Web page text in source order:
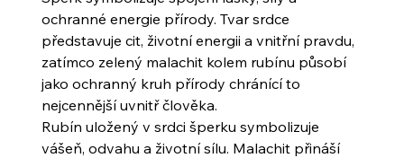
ochranné energie přírody. Tvar srdce
představuje cit, životní energii a vnitřní pravdu,
zatímco zelený malachit kolem rubínu působí
jako ochranný kruh přírody chránící to
nejcennější uvnitř člověka.
Rubín uložený v srdci šperku symbolizuje
vášeň, odvahu a životní sílu. Malachit přináší